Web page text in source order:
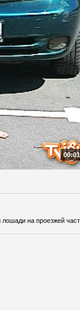
на проезжей